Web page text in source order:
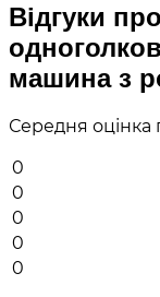
Відгуки
машина з
Середня оцінка
0
0
0
0
0